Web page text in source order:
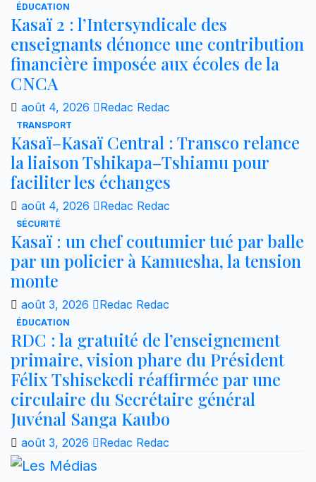
ÉDUCATION
Kasaï 2 : l’Intersyndicale des
enseignants dénonce une contribution
financière imposée aux écoles de la
CNCA
août 4, 2026 Redac Redac
TRANSPORT
Kasaï–Kasaï Central : Transco relance
la liaison Tshikapa–Tshiamu pour
faciliter les échanges
août 4, 2026 Redac Redac
SÉCURITÉ
Kasaï : un chef coutumier tué par balle
par un policier à Kamuesha, la tension
monte
août 3, 2026 Redac Redac
ÉDUCATION
RDC : la gratuité de l’enseignement
primaire, vision phare du Président
Félix Tshisekedi réaffirmée par une
circulaire du Secrétaire général
Juvénal Sanga Kaubo
août 3, 2026 Redac Redac